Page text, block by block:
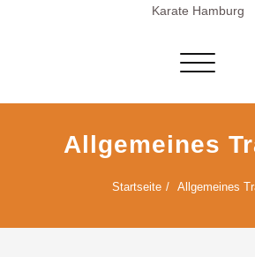
Karate Hamburg
Schalte
Allgemeines
Startseite Allgemeines